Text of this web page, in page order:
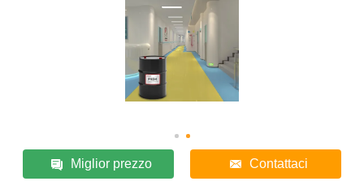
Miglior prezzo Contattaci